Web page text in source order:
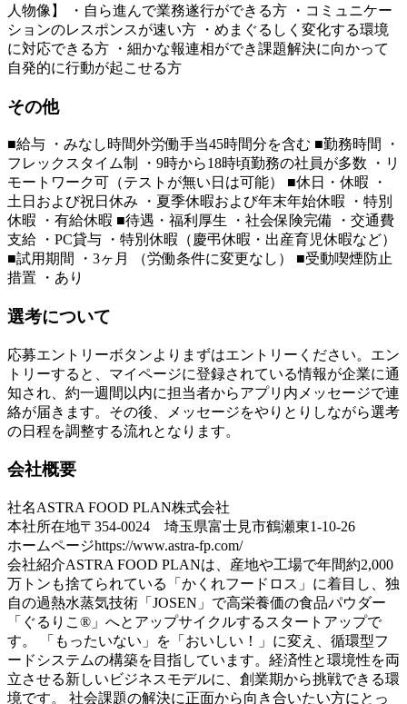
人物像】 ・自ら進んで業務遂行ができる方 ・コミュニケー
ションのレスポンスが速い方 ・めまぐるしく変化する環境
に対応できる方 ・細かな報連相ができ課題解決に向かって
自発的に行動が起こせる方
その他
■給与 ・みなし時間外労働手当45時間分を含む ■勤務時間 ・
フレックスタイム制 ・9時から18時頃勤務の社員が多数 ・リ
モートワーク可（テストが無い日は可能） ■休日・休暇 ・
土日および祝日休み ・夏季休暇および年末年始休暇 ・特別
休暇 ・有給休暇 ■待遇・福利厚生 ・社会保険完備 ・交通費
支給 ・PC貸与 ・特別休暇（慶弔休暇・出産育児休暇など）
■試用期間 ・3ヶ月 （労働条件に変更なし） ■受動喫煙防止
措置 ・あり
選考について
応募エントリーボタンよりまずはエントリーください。エン
トリーすると、マイページに登録されている情報が企業に通
知され、約一週間以内に担当者からアプリ内メッセージで連
絡が届きます。その後、メッセージをやりとりしながら選考
の日程を調整する流れとなります。
会社概要
社名ASTRA FOOD PLAN株式会社
本社所在地〒354-0024 埼玉県富士見市鶴瀬東1-10-26
ホームページhttps://www.astra-fp.com/
会社紹介ASTRA FOOD PLANは、産地や工場で年間約2,000
万トンも捨てられている「かくれフードロス」に着目し、独
自の過熱水蒸気技術「JOSEN」で高栄養価の食品パウダー
「ぐるりこ®」へとアップサイクルするスタートアップで
す。 「もったいない」を「おいしい！」に変え、循環型フ
ードシステムの構築を目指しています。経済性と環境性を両
立させる新しいビジネスモデルに、創業期から挑戦できる環
境です。 社会課題の解決に正面から向き合いたい方にとっ